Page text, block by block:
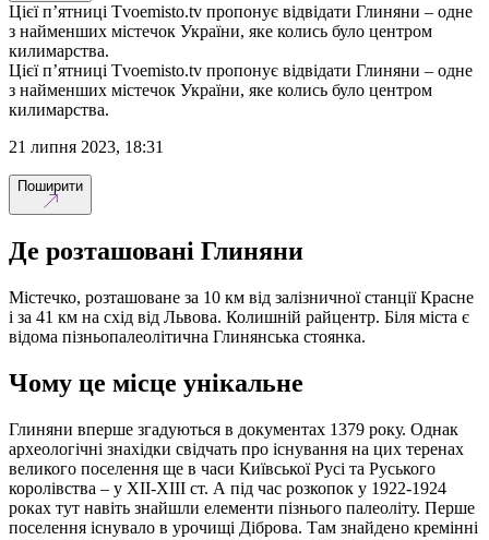
Цієї п’ятниці Tvoemisto.tv пропонує відвідати Глиняни – одне
з найменших містечок України, яке колись було центром
килимарства.
Цієї п’ятниці Tvoemisto.tv пропонує відвідати Глиняни – одне
з найменших містечок України, яке колись було центром
килимарства.
21 липня 2023, 18:31
Поширити
Де розташовані Глиняни
Містечко, розташоване за 10 км від залізничної станції Красне
і за 41 км на схід від Львова. Колишній райцентр. Біля міста є
відома пізньопалеолітична Глинянська стоянка.
Чому це місце унікальне
Глиняни вперше згадуються в документах 1379 року. Однак
археологічні знахідки свідчать про існування на цих теренах
великого поселення ще в часи Київської Русі та Руського
королівства – у XII-XIII ст. А під час розкопок у 1922-1924
роках тут навіть знайшли елементи пізнього палеоліту. Перше
поселення існувало в урочищі Діброва. Там знайдено кремінні